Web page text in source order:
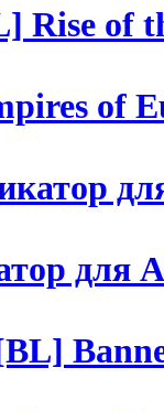
Rise of
of
для